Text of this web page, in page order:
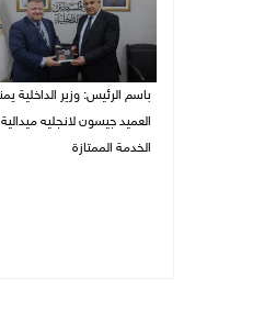
باسم الرئيس: وزير الداخلية
العميد جيسون لانجليه ميدالية
الخدمة الممتازة